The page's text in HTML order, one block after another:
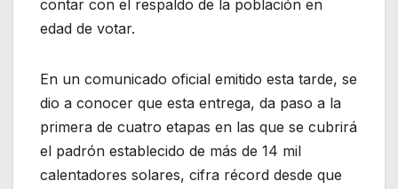
contar con el respaldo de la población en
edad de votar.
En un comunicado oficial emitido esta tarde, se
dio a conocer que esta entrega, da paso a la
primera de cuatro etapas en las que se cubrirá
el padrón establecido de más de 14 mil
calentadores solares, cifra récord desde que